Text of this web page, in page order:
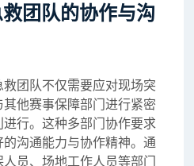
团队的协作与沟
团队不仅需要应对现场突
他赛事保障部门进行紧密
行。这种多部门协作要求
沟通能力与协作精神。通
员、场地工作人员等部门